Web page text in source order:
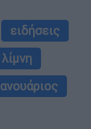
ειδήσεις
λίμνη
Ιανουάριος